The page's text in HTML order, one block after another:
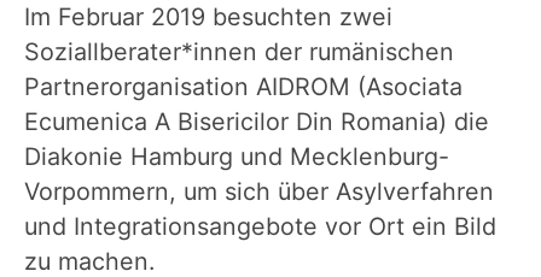
Im Februar 2019 besuchten zwei
Soziallberater*innen der rumänischen
Partnerorganisation AIDROM (Asociata
Ecumenica A Bisericilor Din Romania) die
Diakonie Hamburg und Mecklenburg-
Vorpommern, um sich über Asylverfahren
und Integrationsangebote vor Ort ein Bild
zu machen.